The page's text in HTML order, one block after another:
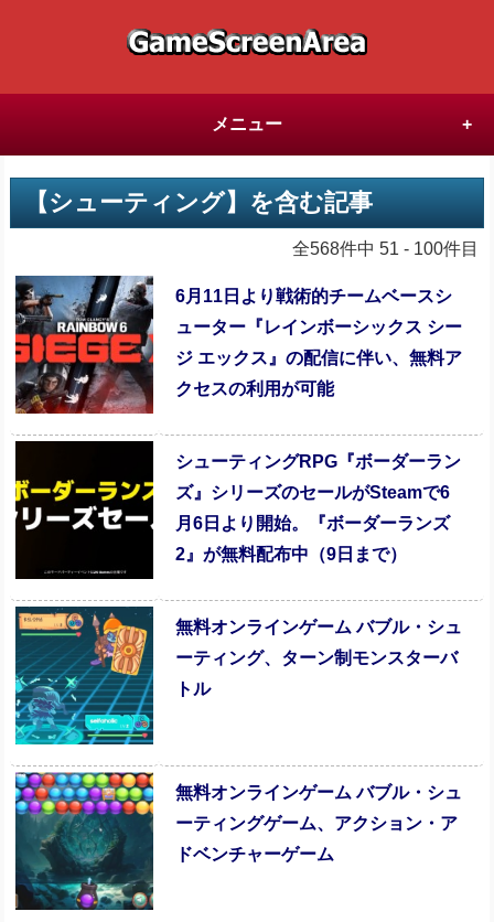
メニュー
【シューティング】を含む記事
全568件中 51 - 100件目
6月11日より戦術的チームベースシ
ューター『レインボーシックス シー
ジ エックス』の配信に伴い、無料ア
クセスの利用が可能
シューティングRPG『ボーダーラン
ズ』シリーズのセールがSteamで6
月6日より開始。『ボーダーランズ
2』が無料配布中（9日まで）
無料オンラインゲーム バブル・シュ
ーティング、ターン制モンスターバ
トル
無料オンラインゲーム バブル・シュ
ーティングゲーム、アクション・ア
ドベンチャーゲーム